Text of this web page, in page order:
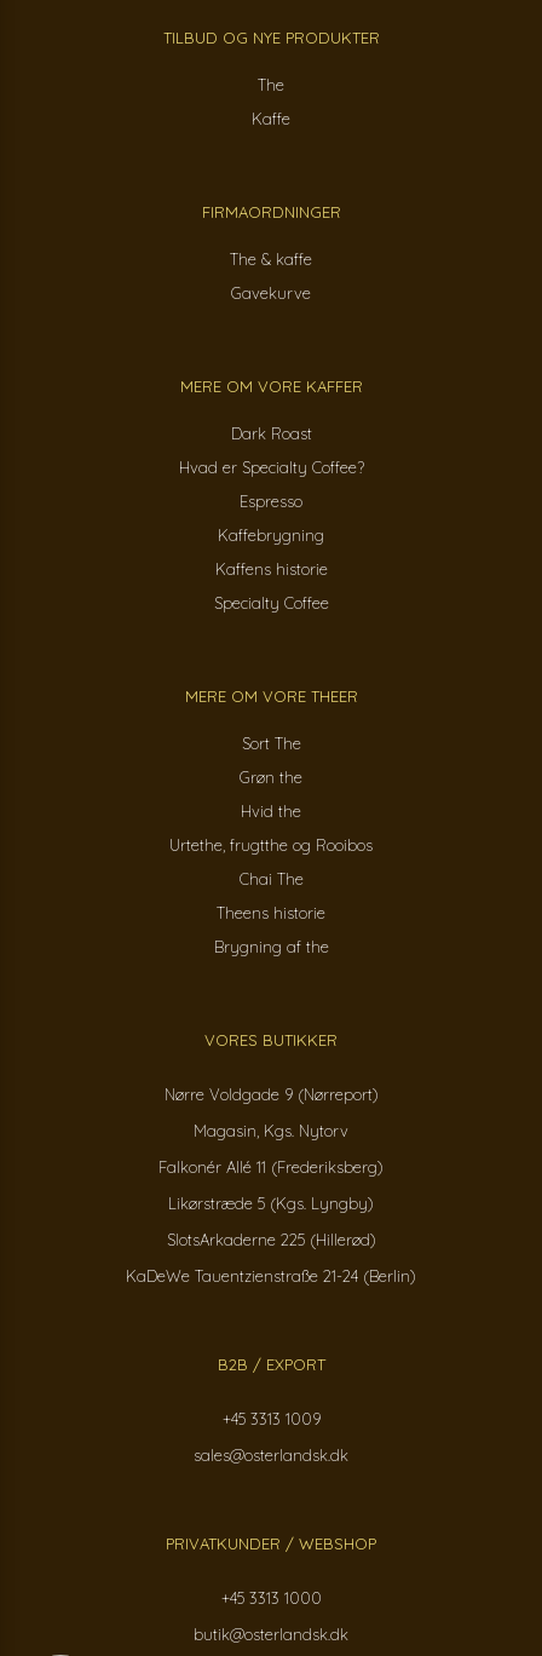
TILBUD OG NYE PRODUKTER
The
Kaffe
FIRMAORDNINGER
The & kaffe
Gavekurve
MERE OM VORE KAFFER
Dark Roast
Hvad er Specialty Coffee?
Espresso
Kaffebrygning
Kaffens historie
Specialty Coffee
MERE OM VORE THEER
Sort The
Grøn the
Hvid the
Urtethe, frugtthe og Rooibos
Chai The
Theens historie
Brygning af the
VORES BUTIKKER
Nørre Voldgade 9 (Nørreport)
Magasin, Kgs. Nytorv
Falkonér Allé 11 (Frederiksberg)
Likørstræde 5 (Kgs. Lyngby)
SlotsArkaderne 225 (Hillerød)
KaDeWe Tauentzienstraße 21-24 (Berlin)
B2B / EXPORT
+45 3313 1009
sales@osterlandsk.dk
PRIVATKUNDER / WEBSHOP
+45 3313 1000
butik@osterlandsk.dk